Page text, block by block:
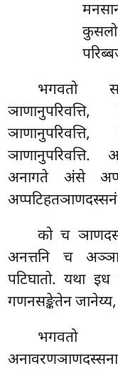
भगवतो
अनागते अंसे
कोच
अनत्तनि च
पटिघातो. यथा
गणनसङ्केतेन
भगवतो